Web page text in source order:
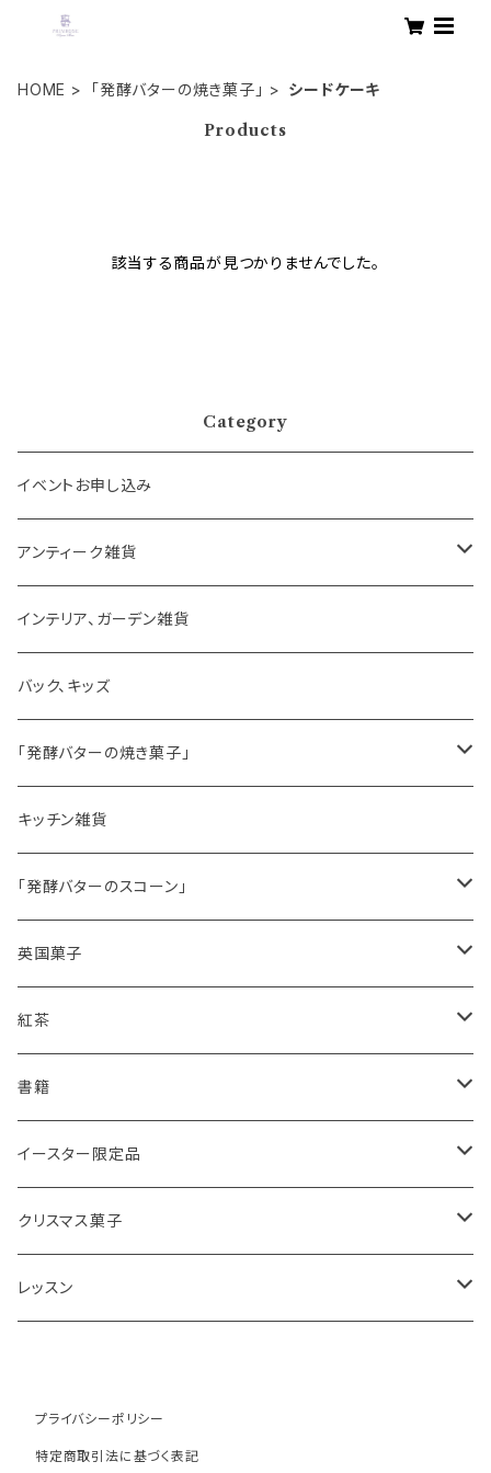
HOME 「発酵バターの焼き菓子」 シードケーキ
Products
該当する商品が見つかりませんでした。
Category
イベントお申し込み
アンティーク雑貨
ゼリーモールド
コンポート
ハマースレイ
インテリア、ガーデン雑貨
バック、キッズ
「発酵バターの焼き菓子」
バターサンドクッキー
シードケーキ
レモンドリズルケーキ
オーガニックラベンダー
ルバーブ
アールグレイ
いちご
キッチン雑貨
「発酵バターのスコーン」
プレーンスコーン
スコーンギフト
スコーンと紅茶のギフト
アールグレイティースコーン
チーズスコーン
オーガニックラベンダー
抹茶と小豆
栗のスコーン
苺ミルク
英国菓子
レモンドリズルケーキ
バナナブレッド
ウエリッシュケーキ
ヴィクトリアサンドイッチケーキ
オレンジとポピーシードのケーキ
シードケーキ
紅茶
アールグレイ
リーフ
ティーバッグ
セイロンティー
ディンブラ
ウバ
キャンディー
紅茶ギフト
紅茶・お菓子ギフト
薔薇の紅茶
イングリッシュブレックファースト
書籍
インテリア
紅茶缶
本
テーブル雑貨・器
イースター限定品
ビスケット・クッキー
アイシングクッキー
クリスマス菓子
ミンスパイ
ジンジャーブレッドマン
レッスン
オンラインレッスン
プライバシーポリシー
特定商取引法に基づく表記